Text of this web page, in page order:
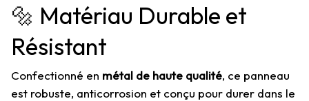
🔩 Matériau Durable et
Résistant
Confectionné en métal de haute qualité, ce panneau
est robuste, anticorrosion et conçu pour durer dans le